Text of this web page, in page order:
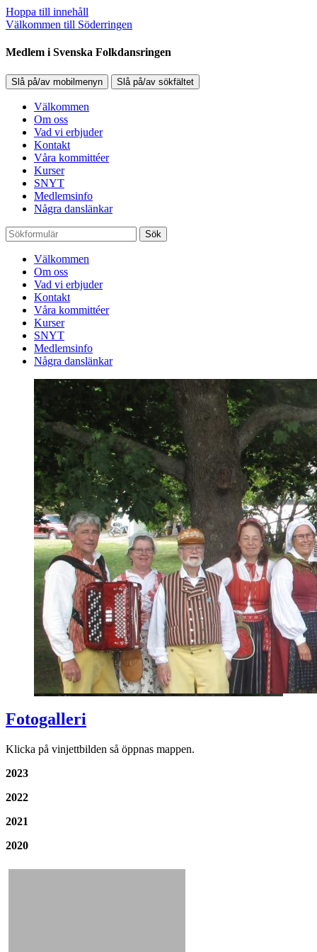
Hoppa till innehåll
Välkommen till Söderringen
Medlem i Svenska Folkdansringen
Slå på/av mobilmenyn Slå på/av sökfältet
Välkommen
Om oss
Vad vi erbjuder
Kontakt
Våra kommittéer
Kurser
SNYT
Medlemsinfo
Några danslänkar
Sök
Välkommen
Om oss
Vad vi erbjuder
Kontakt
Våra kommittéer
Kurser
SNYT
Medlemsinfo
Några danslänkar
Fotogalleri
Klicka på vinjettbilden så öppnas mappen.
2023
2022
2021
2020